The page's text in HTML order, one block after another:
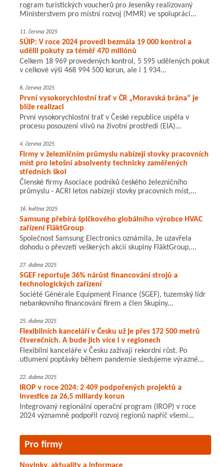
rogram turistických voucherů pro Jeseníky realizovaný
Ministerstvem pro místní rozvoj (MMR) ve spolupráci...
11. června 2025
SÚIP: V roce 2024 provedl bezmála 19 000 kontrol a
udělil pokuty za téměř 470 miliónů
Celkem 18 969 provedených kontrol, 5 595 udělených pokut
v celkové výši 468 994 500 korun, ale i 1 934...
6. června 2025
První vysokorychlostní trať v ČR „Moravská brána“ je
blíže realizaci
První vysokorychlostní trať v České republice uspěla v
procesu posouzení vlivů na životní prostředí (EIA)...
4. června 2025
Firmy v železničním průmyslu nabízejí stovky pracovních
míst pro letošní absolventy technicky zaměřených
středních škol
Členské firmy Asociace podniků českého železničního
průmyslu - ACRI letos nabízejí stovky pracovních míst,...
16. května 2025
Samsung přebírá špičkového globálního výrobce HVAC
zařízení FläktGroup
Společnost Samsung Electronics oznámila, že uzavřela
dohodu o převzetí veškerých akcií skupiny FläktGroup,...
27. dubna 2025
SGEF reportuje 36% nárůst financování strojů a
technologických zařízení
Société Générale Equipment Finance (SGEF), tuzemský lídr
nebankovního financování firem a člen Skupiny...
25. dubna 2025
Flexibilních kanceláří v Česku už je přes 172 500 metrů
čtverečních. A bude jich více i v regionech
Flexibilní kanceláře v Česku zažívají rekordní růst. Po
utlumení poptávky během pandemie sledujeme výrazné...
22. dubna 2025
IROP v roce 2024: 2 409 podpořených projektů a
investice za 26,5 miliardy korun
Integrovaný regionální operační program (IROP) v roce
2024 významně podpořil rozvoj regionů napříč všemi...
Pro firmy